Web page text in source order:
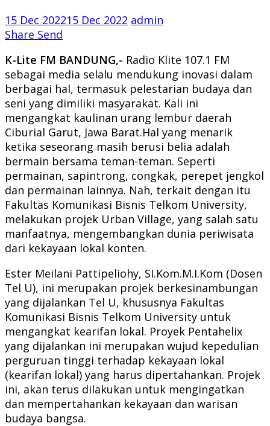
15 Dec 202215 Dec 2022 admin
Share Send
K-Lite FM BANDUNG,- Radio Klite 107.1 FM
sebagai media selalu mendukung inovasi dalam
berbagai hal, termasuk pelestarian budaya dan
seni yang dimiliki masyarakat. Kali ini
mengangkat kaulinan urang lembur daerah
Ciburial Garut, Jawa Barat.Hal yang menarik
ketika seseorang masih berusi belia adalah
bermain bersama teman-teman. Seperti
permainan, sapintrong, congkak, perepet jengkol
dan permainan lainnya. Nah, terkait dengan itu
Fakultas Komunikasi Bisnis Telkom University,
melakukan projek Urban Village, yang salah satu
manfaatnya, mengembangkan dunia periwisata
dari kekayaan lokal konten.
Ester Meilani Pattipeliohy, SI.Kom.M.I.Kom (Dosen
Tel U), ini merupakan projek berkesinambungan
yang dijalankan Tel U, khususnya Fakultas
Komunikasi Bisnis Telkom University untuk
mengangkat kearifan lokal. Proyek Pentahelix
yang dijalankan ini merupakan wujud kepedulian
perguruan tinggi terhadap kekayaan lokal
(kearifan lokal) yang harus dipertahankan. Projek
ini, akan terus dilakukan untuk mengingatkan
dan mempertahankan kekayaan dan warisan
budaya bangsa.